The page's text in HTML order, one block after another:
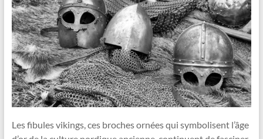
Les fibules vikings, ces broches ornées qui symbolisent l’âge